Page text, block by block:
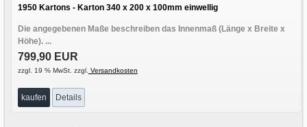
1950 Kartons - Karton 340 x 200 x 100mm einwellig
Die angegebenen Maße beschreiben das Innenmaß (Länge x Breite x
Höhe). ...
799,90 EUR
zzgl. 19 % MwSt. zzgl. Versandkosten
kaufen Details